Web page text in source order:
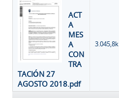
ACT
A
MES
A
CON
TRA
TACIÓN 27
AGOSTO 2018.pdf
3.045,8k